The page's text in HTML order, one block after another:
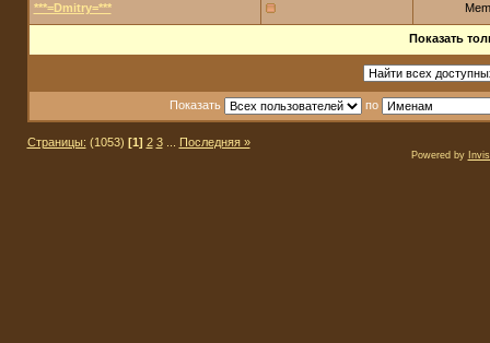
***=Dmitry=***
Показать
Показать по
Страницы: (1053) [1] 2 3... Последняя »
Powered by